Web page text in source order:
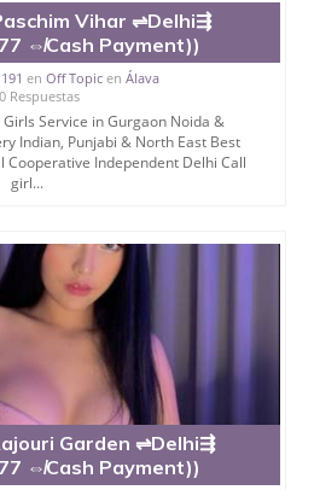
Vihar ⇌Delhi⇶
⇎Cash Payment))
enOff Topic enÁlava
0 Respuestas
Service in Gurgaon Noida &
Indian, Punjabi & North East Best
Cooperative Independent Delhi Call
girl...
Garden ⇌Delhi⇶
⇎Cash Payment))